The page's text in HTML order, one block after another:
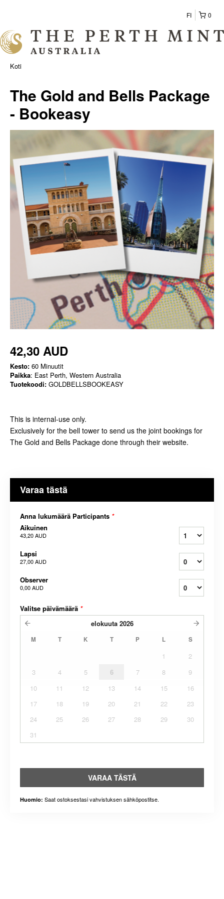
0
FI
Koti
The Gold and Bells Package
- Bookeasy
42,30 AUD
Kesto: 60 Minuutit
Paikka: East Perth, Western Australia
Tuotekoodi: GOLDBELLSBOOKEASY
This is internal-use only.
Exclusively for the bell tower to send us the joint bookings for
The Gold and Bells Package done through their website.
Varaa tästä
Anna lukumäärä Participants *
Aikuinen
43,20 AUD
Lapsi
27,00 AUD
Observer
0,00 AUD
Valitse päivämäärä *
elokuuta 2026
M T K T P L S
1
2
3
4 5 6 7 8
9
10
11 12 13 14 15
16
17
18 19 20 21 22
23
24
25 26 27 28 29
30
31
VARAA TÄSTÄ
Huomio: Saat ostoksestasi vahvistuksen sähköpostitse.